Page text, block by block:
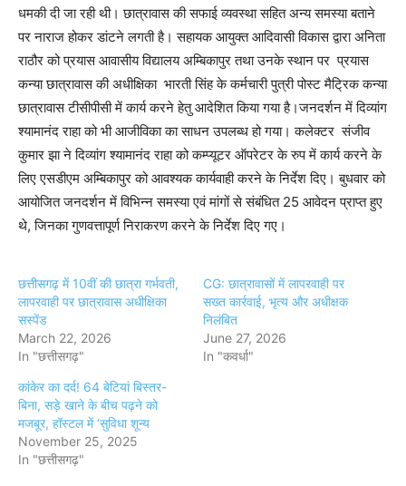
धमकी दी जा रही थी। छात्रावास की सफाई व्यवस्था सहित अन्य समस्या बताने
पर नाराज होकर डांटने लगती है। सहायक आयुक्त आदिवासी विकास द्वारा अनिता
राठौर को प्रयास आवासीय विद्यालय अम्बिकापुर तथा उनके स्थान पर प्रयास
कन्या छात्रावास की अधीक्षिका भारती सिंह के कर्मचारी पुत्री पोस्ट मैट्रिक कन्या
छात्रावास टीसीपीसी में कार्य करने हेतु आदेशित किया गया है।जनदर्शन में दिव्यांग
श्यामानंद राहा को भी आजीविका का साधन उपलब्ध हो गया। कलेक्टर संजीव
कुमार झा ने दिव्यांग श्यामानंद राहा को कम्प्यूटर ऑपरेटर के रुप में कार्य करने के
लिए एसडीएम अम्बिकापुर को आवश्यक कार्यवाही करने के निर्देश दिए। बुधवार को
आयोजित जनदर्शन में विभिन्न समस्या एवं मांगों से संबंधित 25 आवेदन प्राप्त हुए
थे, जिनका गुणवत्तापूर्ण निराकरण करने के निर्देश दिए गए।
छत्तीसगढ़ में 10वीं की छात्रा गर्भवती,
लापरवाही पर छात्रावास अधीक्षिका
सस्पेंड
March 22, 2026
In "छत्तीसगढ़"
CG: छात्रावासों में लापरवाही पर
सख्त कार्रवाई, भृत्य और अधीक्षक
निलंबित
June 27, 2026
In "कवर्धा"
कांकेर का दर्द! 64 बेटियां बिस्तर-
बिना, सड़े खाने के बीच पढ़ने को
मजबूर, हॉस्टल में ‘सुविधा शून्य
November 25, 2025
In "छत्तीसगढ़"